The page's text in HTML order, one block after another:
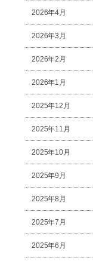
2026年4月
2026年3月
2026年2月
2026年1月
2025年12月
2025年11月
2025年10月
2025年9月
2025年8月
2025年7月
2025年6月